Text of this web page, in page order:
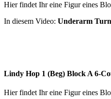
Hier findet Ihr eine Figur eines
In diesem Video: Underarm
Lindy Hop 1 (Beg) Block A 6-
Hier findet Ihr eine Figur eines